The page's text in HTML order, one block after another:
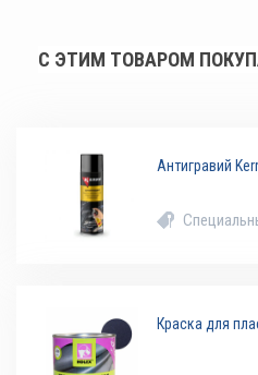
С ЭТИМ ТОВАРОМ
Антигравий
Краска для